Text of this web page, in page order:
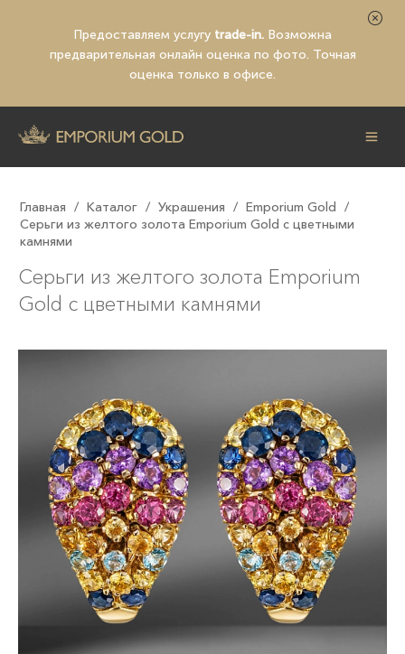
Предоставляем услугу trade-in. Возможна
предварительная онлайн оценка по фото. Точная
оценка только в офисе.
Главная / Каталог / Украшения / Emporium Gold /
Серьги из желтого золота Emporium Gold с цветными
камнями
Серьги из желтого золота Emporium
Gold с цветными камнями